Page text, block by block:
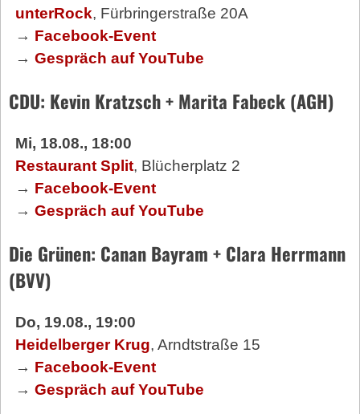
unterRock, Fürbringerstraße 20A
→ Facebook-Event
→ Gespräch auf YouTube
CDU: Kevin Kratzsch + Marita Fabeck (AGH)
Mi, 18.08., 18:00
Restaurant Split, Blücherplatz 2
→ Facebook-Event
→ Gespräch auf YouTube
Die Grünen: Canan Bayram + Clara Herrmann
(BVV)
Do, 19.08., 19:00
Heidelberger Krug, Arndtstraße 15
→ Facebook-Event
→ Gespräch auf YouTube